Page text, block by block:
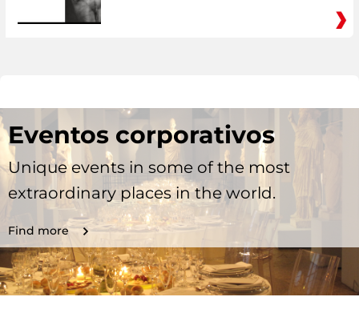
Eventos corporativos
Unique events in some of the most
extraordinary places in the world.
Find more